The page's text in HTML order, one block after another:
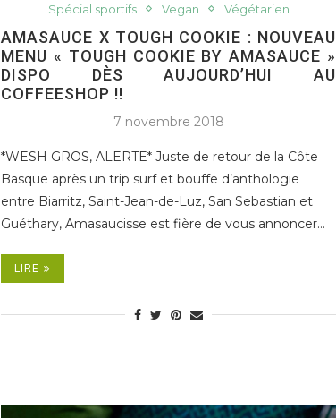
Spécial sportifs
Vegan Végétarien
AMASAUCE X TOUGH COOKIE : NOUVEAU
MENU « TOUGH COOKIE BY AMASAUCE »
DISPO DÈS AUJOURD’HUI AU
COFFEESHOP !!
7 novembre 2018
*WESH GROS, ALERTE* Juste de retour de la Côte
Basque après un trip surf et bouffe d’anthologie
entre Biarritz, Saint-Jean-de-Luz, San Sebastian et
Guéthary, Amasaucisse est fière de vous annoncer…
LIRE